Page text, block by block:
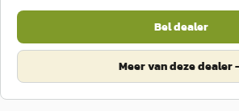
Bel dealer
Meer van deze dealer